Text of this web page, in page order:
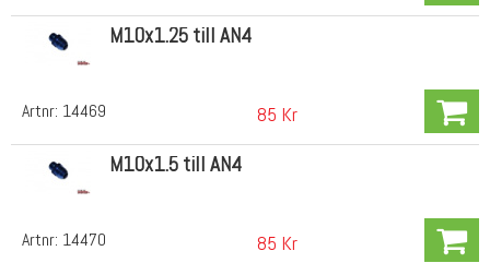
Artnr: 14469
M10x1.25 till AN4
85 Kr
Artnr: 14470
M10x1.5 till AN4
85 Kr